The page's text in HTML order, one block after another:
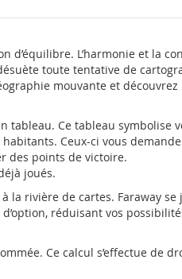
L’harmonie et la
toute tentative de
mouvante et découvrez
tableau. Ce tableau symbolise
Ceux-ci vous
des points de victoire.
joués.
la rivière de cartes. Faraway se
réduisant vos
Ce calcul s’effectue de